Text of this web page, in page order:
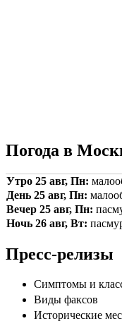
Погода в
Утро 25 авг, Пн:
День 25 авг, Пн:
Вечер 25 авг, Пн:
Ночь 26 авг, Вт:
Пресс-релизы
Симптомы и
Виды факсов
Исторические